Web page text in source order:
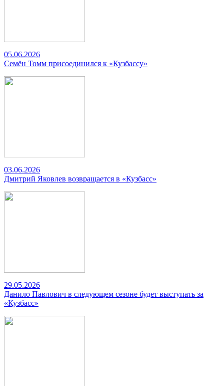
05.06.2026
Семён Томм присоединился к «Кузбассу»
03.06.2026
Дмитрий Яковлев возвращается в «Кузбасс»
29.05.2026
Данило Павлович в следующем сезоне будет выступать за
«Кузбасс»